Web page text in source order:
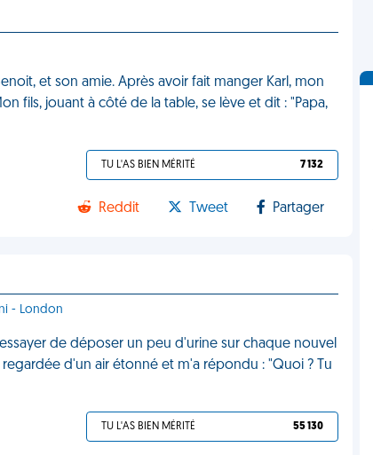
et son amie. Après avoir fait manger Karl, mon
fils, jouant à côté de la table, se lève et dit : "Papa,
TU L'AS BIEN MÉRITÉ 7 132
Reddit Tweet Partager
- London
de déposer un peu d'urine sur chaque nouvel
d'un air étonné et m'a répondu : "Quoi ? Tu
TU L'AS BIEN MÉRITÉ 55 130